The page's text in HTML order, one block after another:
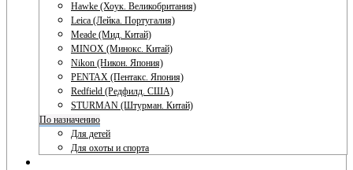
Hawke (Хоук. Великобритания)
Leica (Лейка. Португалия)
Meade (Мид. Китай)
MINOX (Минокс. Китай)
Nikon (Никон. Япония)
PENTAX (Пентакс. Япония)
Redfield (Редфилд. США)
STURMAN (Штурман. Китай)
По назначению
Для детей
Для охоты и спорта